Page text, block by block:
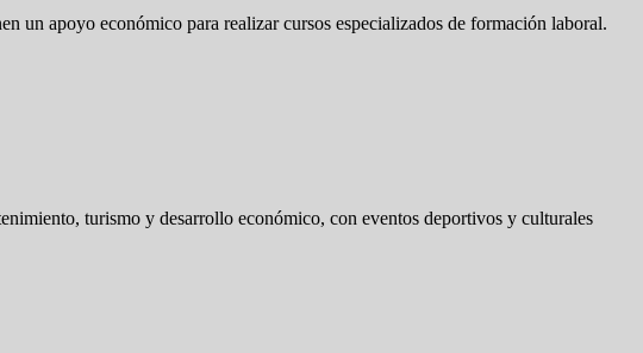
un apoyo económico para realizar cursos especializados de formación laboral.
turismo y desarrollo económico, con eventos deportivos y culturales